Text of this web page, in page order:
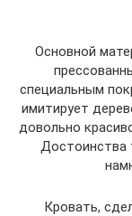
Основной
специальным
имитирует
довольно
Достоинства
Кровать,